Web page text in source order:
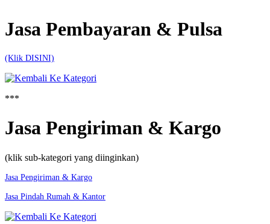
Jasa Pembayaran & Pulsa
(Klik DISINI)
***
Jasa Pengiriman & Kargo
(klik sub-kategori yang diinginkan)
Jasa Pengiriman & Kargo
Jasa Pindah Rumah & Kantor